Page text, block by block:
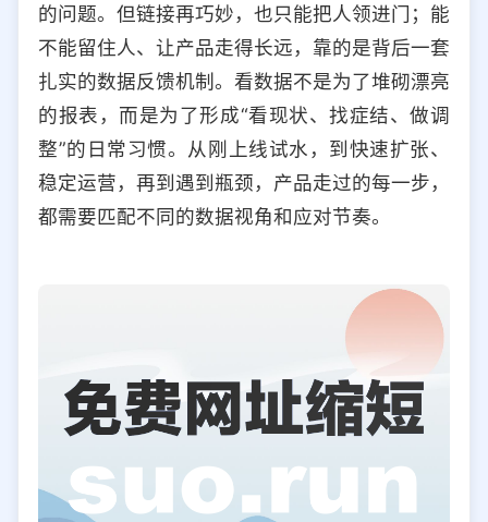
的问题。但链接再巧妙，也只能把人领进门；能
不能留住人、让产品走得长远，靠的是背后一套
扎实的数据反馈机制。看数据不是为了堆砌漂亮
的报表，而是为了形成“看现状、找症结、做调
整”的日常习惯。从刚上线试水，到快速扩张、
稳定运营，再到遇到瓶颈，产品走过的每一步，
都需要匹配不同的数据视角和应对节奏。